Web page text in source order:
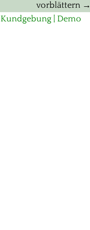
vorblättern →
Kundgebung | Demo